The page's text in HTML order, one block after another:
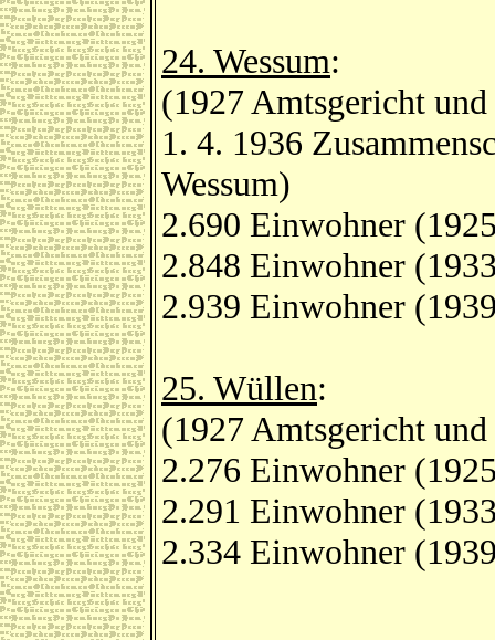
24. Wessum:
(1927 Amtsgericht und
1. 4. 1936
Wessum)
2.690 Einwohner
2.848 Einwohner
2.939 Einwohner
25. Wüllen:
(1927 Amtsgericht
2.276 Einwohner
2.291 Einwohner
2.334 Einwohner